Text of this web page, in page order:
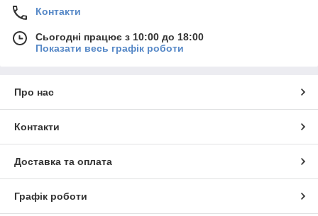
Контакти
Сьогодні працює з 10:00 до 18:00
Показати весь графік роботи
Про нас
Контакти
Доставка та оплата
Графік роботи